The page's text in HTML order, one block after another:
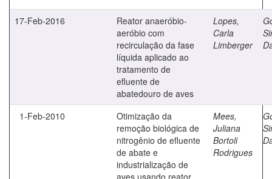
17-Feb-2016
Reator anaeróbio-
aeróbio com
recirculação da fase
líquida aplicado ao
tratamento de
efluente de
abatedouro de aves
Lopes,
Carla
Limberger
1-Feb-2010
Otimização da
remoção biológica de
nitrogênio de efluente
de abate e
industrialização de
aves usando reator
Mees,
Juliana
Bortoli
Rodrigues